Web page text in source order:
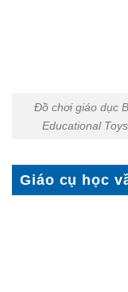
Đồ chơi giáo dục
Educational
Giáo cụ học